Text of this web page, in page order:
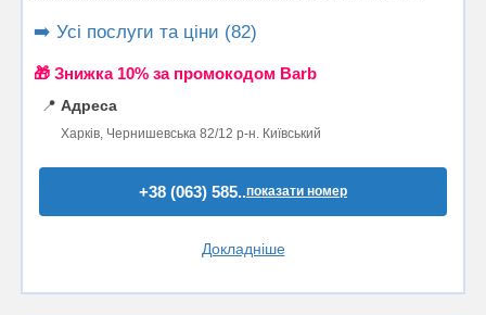
➡️ Усі послуги та ціни (82)
🎁 Знижка 10% за промокодом Barb
📍 Адреса
Харків, Чернишевська 82/12 р-н. Київський
+38 (063) 585..показати номер
Докладніше